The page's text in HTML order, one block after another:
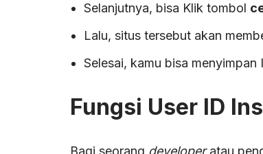
Selanjutnya, bisa Klik tombol
Lalu, situs tersebut akan
Selesai, kamu bisa menyimpan
Fungsi User ID
Bagi seorang developeratau